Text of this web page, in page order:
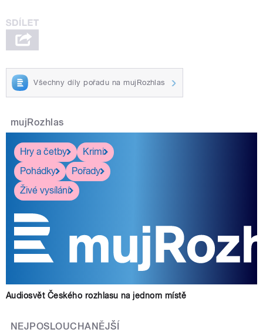
Všechny díly pořadu na mujRozhlas
mujRozhlas
Hry a četby
Krimi
Pohádky
Pořady
Živé vysílání
Audiosvět Českého rozhlasu na jednom místě
NEJPOSLOUCHANĚJŠÍ